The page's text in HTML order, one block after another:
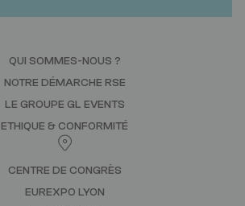
QUI SOMMES-NOUS ?
NOTRE DÉMARCHE RSE
LE GROUPE GL EVENTS
ETHIQUE & CONFORMITÉ
CENTRE DE CONGRÈS
EUREXPO LYON